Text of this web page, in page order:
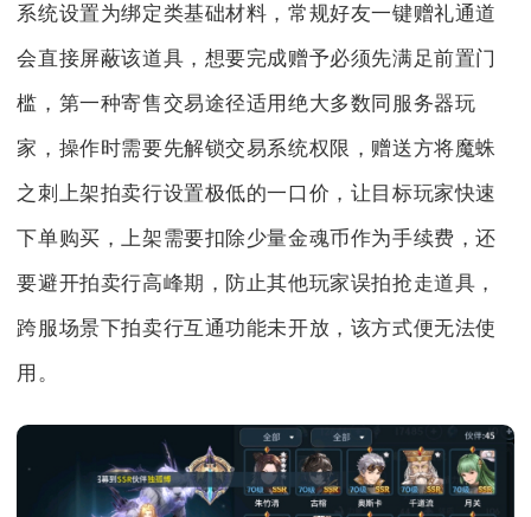
系统设置为绑定类基础材料，常规好友一键赠礼通道
会直接屏蔽该道具，想要完成赠予必须先满足前置门
槛，第一种寄售交易途径适用绝大多数同服务器玩
家，操作时需要先解锁交易系统权限，赠送方将魔蛛
之刺上架拍卖行设置极低的一口价，让目标玩家快速
下单购买，上架需要扣除少量金魂币作为手续费，还
要避开拍卖行高峰期，防止其他玩家误拍抢走道具，
跨服场景下拍卖行互通功能未开放，该方式便无法使
用。